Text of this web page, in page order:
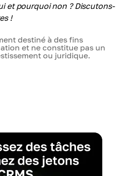
et pourquoi non ? Discutons-
!
destiné à des fins
et ne constitue pas un
ou juridique.